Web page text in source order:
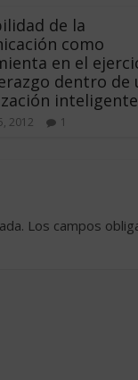
de la
como
en el
dentro de
inteligente
2012 1
Los campos